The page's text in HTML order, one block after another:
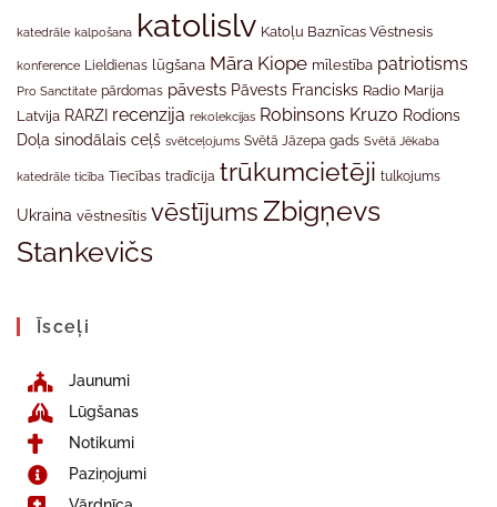
katedrāle kalpošana katolislv Katoļu Baznīcas Vēstnesis
konference Lieldienas lūgšana Māra Kiope mīlestība patriotisms
Pro Sanctitate pārdomas pāvests Pāvests Francisks Radio Marija
Latvija RARZI recenzija rekolekcijas Robinsons Kruzo Rodions
Doļa sinodālais ceļš svētceļojums Svētā Jāzepa gads Svētā Jēkaba
katedrāle ticība Tiecības tradīcija trūkumcietēji tulkojums
Ukraina vēstnesītis vēstījumsZbigņevs
Stankevičs
Īsceļi
Jaunumi
Lūgšanas
Notikumi
Paziņojumi